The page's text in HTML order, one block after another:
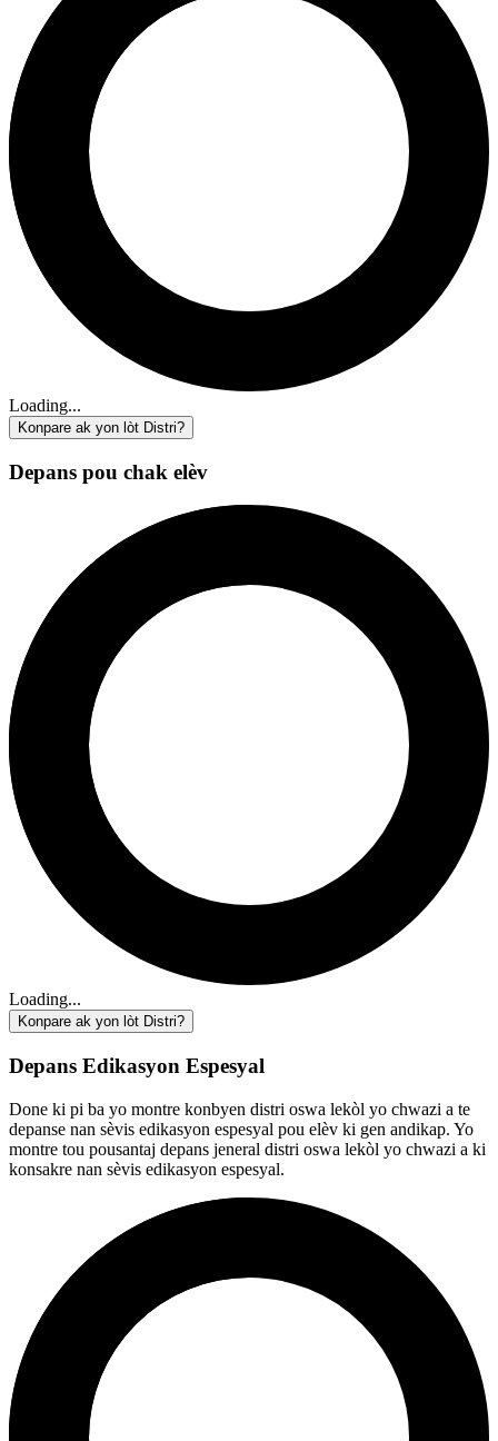
Loading...
Konpare ak yon lòt Distri?
Depans pou chak elèv
Loading...
Konpare ak yon lòt Distri?
Depans Edikasyon Espesyal
Done ki pi ba yo montre konbyen distri oswa lekòl yo chwazi a te
depanse nan sèvis edikasyon espesyal pou elèv ki gen andikap. Yo
montre tou pousantaj depans jeneral distri oswa lekòl yo chwazi a ki
konsakre nan sèvis edikasyon espesyal.